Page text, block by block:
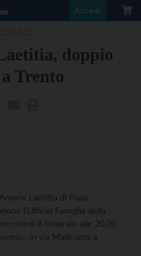
Accedi
doppio
Trento
Laetitia di Papa
l’Ufficio Famiglia della
8 febbraio alle 20.30
in via Madruzzo a